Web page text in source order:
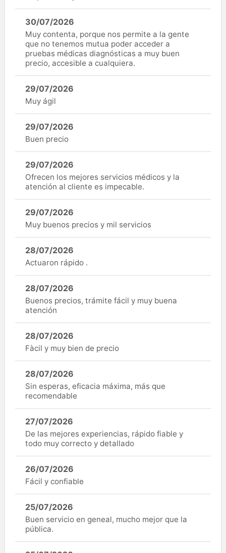
30/07/2026
Muy contenta, porque nos permite a la gente
que no tenemos mutua poder acceder a
pruebas médicas diagnósticas a muy buen
precio, accesible a cualquiera.
29/07/2026
Muy ágil
29/07/2026
Buen precio
29/07/2026
Ofrecen los mejores servicios médicos y la
atención al cliente es impecable.
29/07/2026
Muy buenos precios y mil servicios
28/07/2026
Actuaron rápido .
28/07/2026
Buenos precios, trámite fácil y muy buena
atención
28/07/2026
Fàcil y muy bien de precio
28/07/2026
Sin esperas, eficacia máxima, más que
recomendable
27/07/2026
De las mejores experiencias, rápido fiable y
todo muy correcto y detallado
26/07/2026
Fácil y confiable
25/07/2026
Buen servicio en geneal, mucho mejor que la
pública.